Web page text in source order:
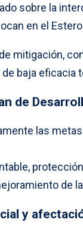
sobre la
en el
mitigación,
baja eficacia
de
las
de
y